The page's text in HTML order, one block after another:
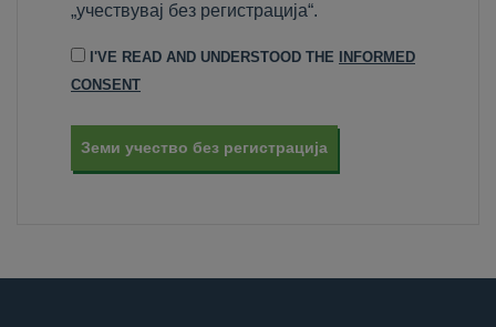
„учествувај без регистрација“.
I'VE READ AND UNDERSTOOD THE
INFORMED
CONSENT
Земи учество без регистрација